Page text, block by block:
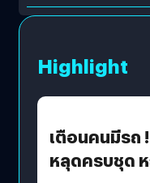
Highlight
เตือนคนมีรถ
หลุดครบชุด